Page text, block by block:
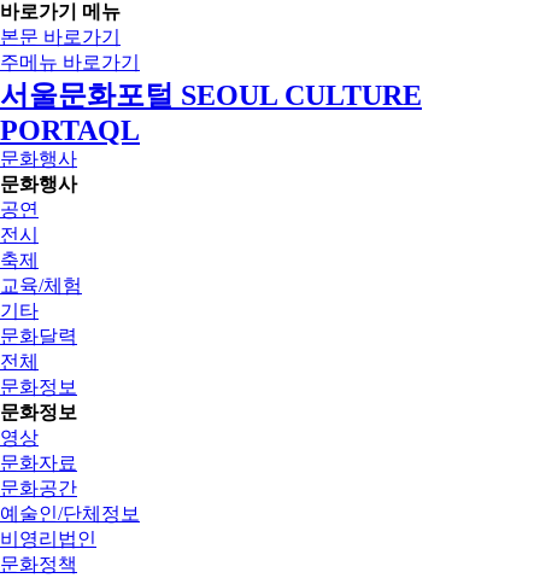
바로가기 메뉴
본문 바로가기
주메뉴 바로가기
서울문화포털 SEOUL CULTURE
PORTAQL
문화행사
문화행사
공연
전시
축제
교육/체험
기타
문화달력
전체
문화정보
문화정보
영상
문화자료
문화공간
예술인/단체정보
비영리법인
문화정책